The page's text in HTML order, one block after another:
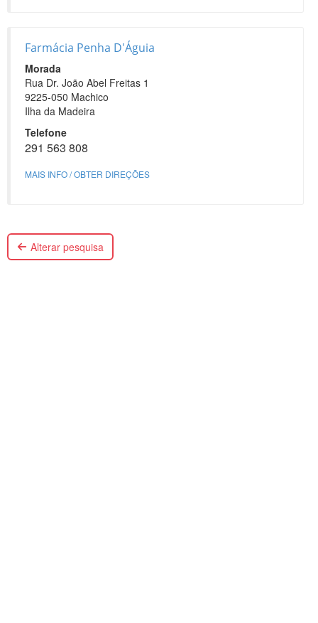
Farmácia Penha D'Águia
Morada
Rua Dr. João Abel Freitas 1
9225-050 Machico
Ilha da Madeira
Telefone
291 563 808
MAIS INFO / OBTER DIREÇÕES
Alterar pesquisa